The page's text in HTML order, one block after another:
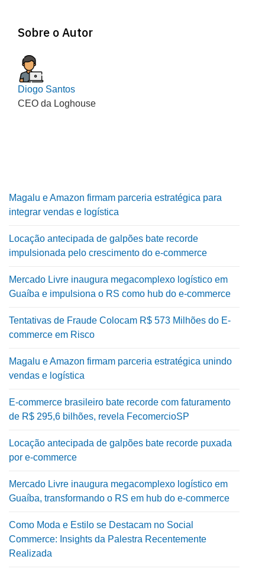
Sobre o Autor
Diogo Santos
CEO da Loghouse
Magalu e Amazon firmam parceria estratégica para
integrar vendas e logística
Locação antecipada de galpões bate recorde
impulsionada pelo crescimento do e-commerce
Mercado Livre inaugura megacomplexo logístico em
Guaíba e impulsiona o RS como hub do e-commerce
Tentativas de Fraude Colocam R$ 573 Milhões do E-
commerce em Risco
Magalu e Amazon firmam parceria estratégica unindo
vendas e logística
E-commerce brasileiro bate recorde com faturamento
de R$ 295,6 bilhões, revela FecomercioSP
Locação antecipada de galpões bate recorde puxada
por e-commerce
Mercado Livre inaugura megacomplexo logístico em
Guaíba, transformando o RS em hub do e-commerce
Como Moda e Estilo se Destacam no Social
Commerce: Insights da Palestra Recentemente
Realizada